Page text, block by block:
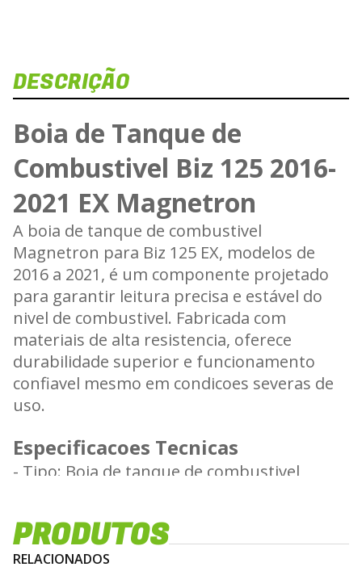
DESCRIÇÃO
Boia de Tanque de
Combustivel Biz 125 2016-
2021 EX Magnetron
A boia de tanque de combustivel
Magnetron para Biz 125 EX, modelos de
2016 a 2021, é um componente projetado
para garantir leitura precisa e estável do
nivel de combustivel. Fabricada com
materiais de alta resistencia, oferece
durabilidade superior e funcionamento
confiavel mesmo em condicoes severas de
uso.
Especificacoes Tecnicas
- Tipo: Boia de tanque de combustivel
- Marca: Magnetron
- Material: Corpo em termoplastico tecnico
PRODUTOS
RELACIONADOS